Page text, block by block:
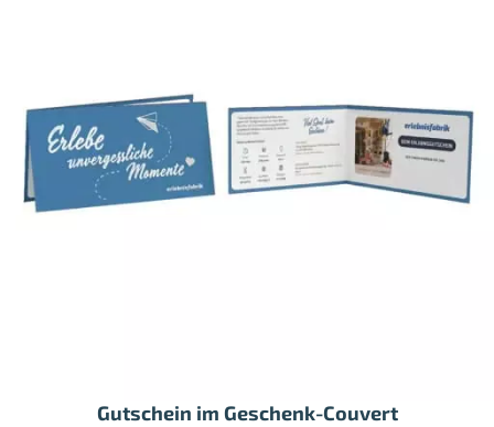
Gutschein im Geschenk-Couvert